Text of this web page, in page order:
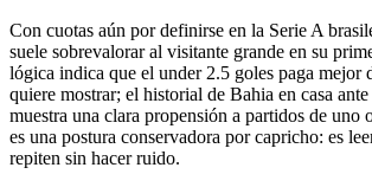
Con cuotas aún por definirse en la Serie A
suele sobrevalorar al visitante grande en su
lógica indica que el under 2.5 goles paga mejor
quiere mostrar; el historial de Bahia en casa
muestra una clara propensión a partidos de uno
es una postura conservadora por capricho: es
repiten sin hacer ruido.